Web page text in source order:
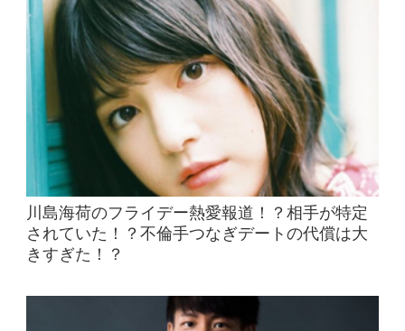
川島海荷のフライデー熱愛報道！？相手が特定
されていた！？不倫手つなぎデートの代償は大
きすぎた！？